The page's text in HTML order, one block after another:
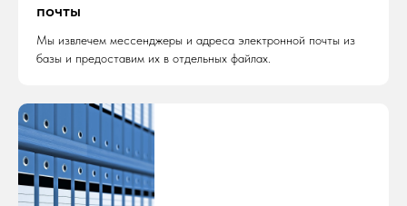
почты
Мы извлечем мессенджеры и адреса электронной почты из
базы и предоставим их в отдельных файлах.